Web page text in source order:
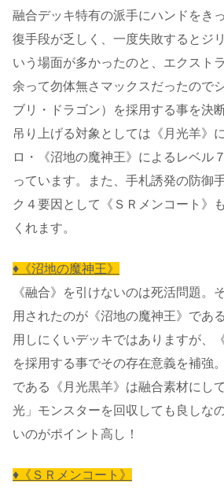
融合デッキ特有の派手にハンドをき
復手段が乏しく、一度失敗するとジ
いう場面が多かったのと、エクスト
余って勿体無さマックスだったので
ブリ・ドラゴン）を採用する事を決
吊り上げる対象としては《月光羊》
ロ・《沼地の魔神王》によるレベル
っています。また、手札誘発の防御
ク４要因として《ＳＲメンコート》
くれます。
♦《沼地の魔神王》
《融合》を引けないのは死活問題。
用されたのが《沼地の魔神王》であ
用しにくいデッキではありますが、
を採用する事でその存在意義を補強
である《月光黒羊》は融合素材にし
光」モンスターを回収しても良しな
いのがポイント高し！
♦《ＳＲメンコート》